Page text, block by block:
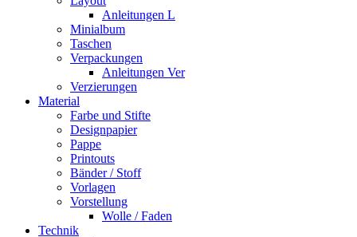
Anleitungen L
Minialbum
Taschen
Verpackungen
Anleitungen Ver
Verzierungen
Material
Farbe und Stifte
Designpapier
Pappe
Printouts
Bänder / Stoff
Vorlagen
Vorstellung
Wolle / Faden
Technik